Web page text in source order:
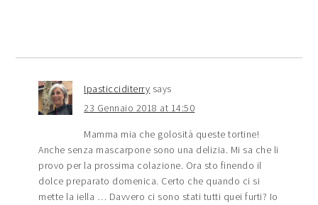
Ipasticciditerry says
23 Gennaio 2018 at 14:50
Mamma mia che golosità queste tortine!
Anche senza mascarpone sono una delizia. Mi sa che li
provo per la prossima colazione. Ora sto finendo il
dolce preparato domenica. Certo che quando ci si
mette la iella … Davvero ci sono stati tutti quei furti? Io